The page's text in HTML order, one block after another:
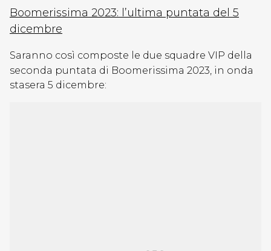
Boomerissima 2023: l’ultima puntata del 5
dicembre
Saranno così composte le due squadre VIP della
seconda puntata di Boomerissima 2023, in onda
stasera 5 dicembre: